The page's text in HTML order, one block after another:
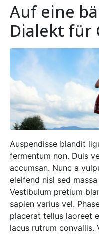
Auf eine
Dialekt für
Auspendisse blandit
fermentum non. Duis
accumsan. Nunc a
eleifend nisl sed
Vestibulum pretium
sapien varius vel.
placerat tellus laoreet
lacus rutrum